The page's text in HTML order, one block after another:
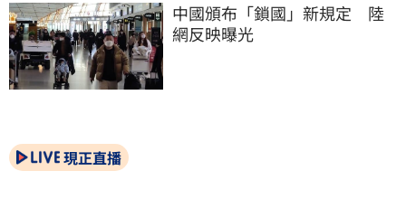
中國頒布「鎖國」新規定　陸
網反映曝光
現正直播